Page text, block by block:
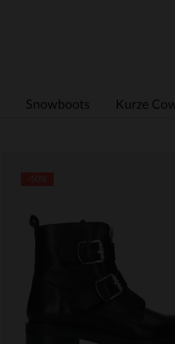
Snowboots Kurze